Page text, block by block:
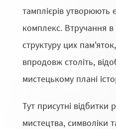
тамплієрів утворюють
комплекс. Втручання в
структуру цих
впродовж століть,
мистецькому плані
Тут присутні відбитки
мистецтва, символіки